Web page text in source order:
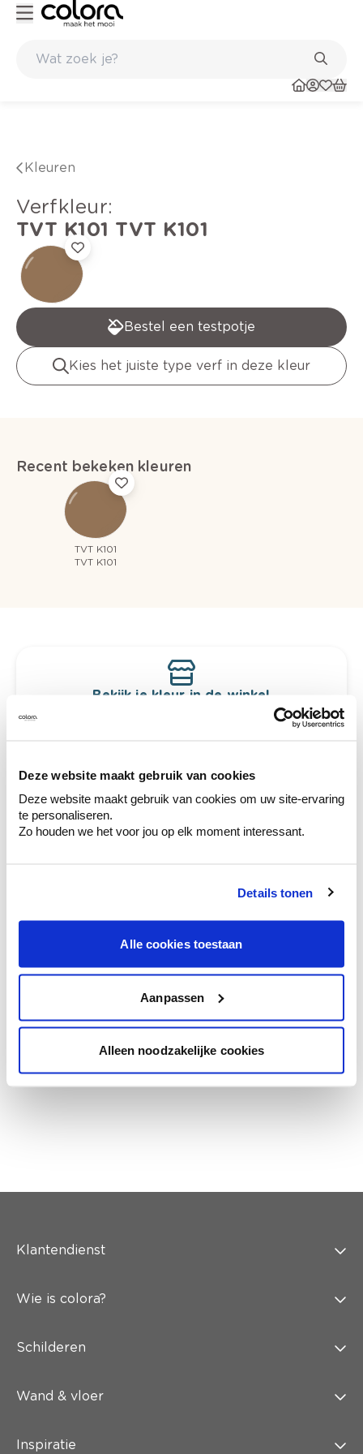
Deze website maakt gebruik van cookies
Deze website maakt gebruik van cookies om uw site-ervaring
te personaliseren.
Zo houden we het voor jou op elk moment interessant.
Details tonen
Alle cookies toestaan
Aanpassen
Alleen noodzakelijke cookies
Kleuren
verfkleur:
TVT K101 TVT K101
Bestel een testpotje
Kies het juiste type verf in deze kleur
Recent bekeken kleuren
TVT K101
TVT K101
Bekijk je kleur in de winkel
Ontdek er kleurechte stalen van je
te verfijnen.
Krijg persoonlijk advies om kleuren te
combineren.
Krijg kleuradvies op basis van de lichtinval
en je meubels.
Krijg ineens een technologische check-up
Klantendienst
Wie is colora?
Schilderen
Wand & vloer
Inspiratie